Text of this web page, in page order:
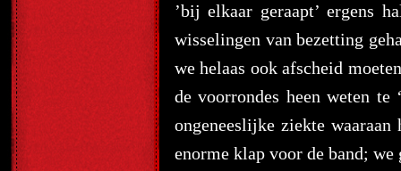
’bij elkaar geraapt’ ergens
wisselingen van bezetting
we helaas ook afscheid
de voorrondes heen weten te
ongeneeslijke ziekte
enorme klap voor de band;